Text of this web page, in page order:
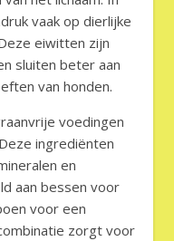
vaak op dierlijke
eiwitten zijn
sluiten beter aan
van honden.
voedingen
ingrediënten
en
aan bessen voor
voor een
zorgt voor